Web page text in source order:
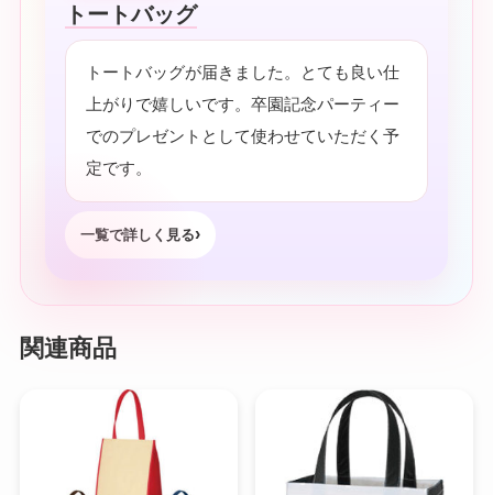
トートバッグ
トートバッグが届きました。とても良い仕
上がりで嬉しいです。卒園記念パーティー
でのプレゼントとして使わせていただく予
定です。
一覧で詳しく見る
関連商品